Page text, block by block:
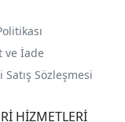
ve İade
Satış Sözleşmesi
HİZMETLERİ